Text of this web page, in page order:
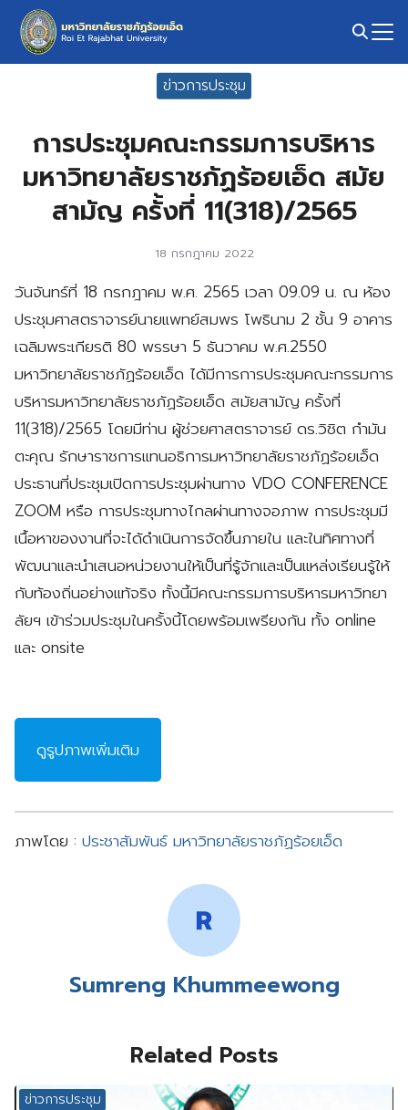
Skip
content
ข่าวการประชุม
การประชุมคณะกรรมการบริหาร
มหาวิทยาลัยราชภัฏร้อยเอ็ด สมัย
สามัญ ครั้งที่ 11(318)/2565
18 กรกฎาคม 2022
วันจันทร์ที่ 18 กรกฎาคม พ.ศ. 2565 เวลา 09.09 น. ณ ห้อง
ประชุมศาสตราจารย์นายแพทย์สมพร โพธินาม 2 ชั้น 9 อาคาร
เฉลิมพระเกียรติ 80 พรรษา 5 ธันวาคม พ.ศ.2550
มหาวิทยาลัยราชภัฏร้อยเอ็ด ได้มีการการประชุมคณะกรรมการ
บริหารมหาวิทยาลัยราชภัฏร้อยเอ็ด สมัยสามัญ ครั้งที่
11(318)/2565 โดยมีท่าน ผู้ช่วยศาสตราจารย์ ดร.วิชิต กำมัน
ตะคุณ รักษาราชการแทนอธิการมหาวิทยาลัยราชภัฏร้อยเอ็ด
ประธานที่ประชุมเปิดการประชุมผ่านทาง VDO CONFERENCE
ZOOM หรือ การประชุมทางไกลผ่านทางจอภาพ การประชุมมี
เนื้อหาของงานที่จะได้ดำเนินการจัดขึ้นภายใน และในทิศทางที่
พัฒนาและนำเสนอหน่วยงานให้เป็นที่รู้จักและเป็นแหล่งเรียนรู้ให้
กับท้องถิ่นอย่างแท้จริง ทั้งนี้มีคณะกรรมการบริหารมหาวิทยา
ลัยฯ เข้าร่วมประชุมในครั้งนี้โดยพร้อมเพรียงกัน ทั้ง online
และ onsite
ดูรูปภาพเพิ่มเติม
ภาพโดย : ประชาสัมพันธ์ มหาวิทยาลัยราชภัฏร้อยเอ็ด
Sumreng Khummeewong
Related Posts
ข่าวการประชุม